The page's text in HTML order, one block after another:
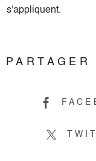
s'appliquent.
PARTAGER